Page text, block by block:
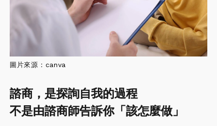
圖片來源： canva
諮商，是探詢自我的過程
不是由諮商師告訴你「該怎麼做」